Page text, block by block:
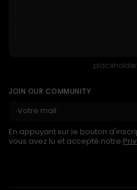
placeholder
JOIN OUR COMMUNITY
En appuyant sur le bouton
vous avez lu et accepté notre